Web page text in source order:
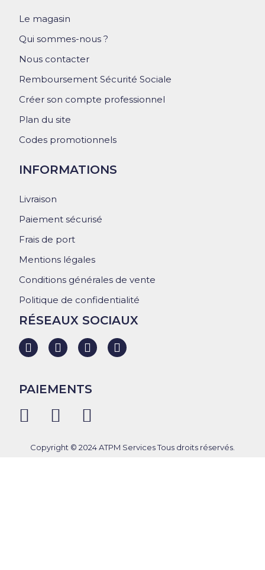
Le magasin
Qui sommes-nous ?
Nous contacter
Remboursement Sécurité Sociale
Créer son compte professionnel
Plan du site
Codes promotionnels
INFORMATIONS
Livraison
Paiement sécurisé
Frais de port
Mentions légales
Conditions générales de vente
Politique de confidentialité
RÉSEAUX SOCIAUX
PAIEMENTS
Copyright © 2024 ATPM Services Tous droits réservés.